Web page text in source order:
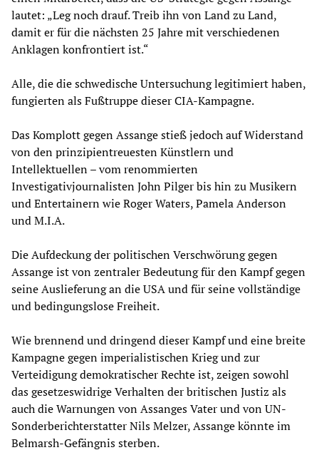
lautet: „Leg noch drauf. Treib ihn von Land zu Land,
damit er für die nächsten 25 Jahre mit verschiedenen
Anklagen konfrontiert ist.“
Alle, die die schwedische Untersuchung legitimiert haben,
fungierten als Fußtruppe dieser CIA-Kampagne.
Das Komplott gegen Assange stieß jedoch auf Widerstand
von den prinzipientreuesten Künstlern und
Intellektuellen – vom renommierten
Investigativjournalisten John Pilger bis hin zu Musikern
und Entertainern wie Roger Waters, Pamela Anderson
und M.I.A.
Die Aufdeckung der politischen Verschwörung gegen
Assange ist von zentraler Bedeutung für den Kampf gegen
seine Auslieferung an die USA und für seine vollständige
und bedingungslose Freiheit.
Wie brennend und dringend dieser Kampf und eine breite
Kampagne gegen imperialistischen Krieg und zur
Verteidigung demokratischer Rechte ist, zeigen sowohl
das gesetzeswidrige Verhalten der britischen Justiz als
auch die Warnungen von Assanges Vater und von UN-
Sonderberichterstatter Nils Melzer, Assange könnte im
Belmarsh-Gefängnis sterben.